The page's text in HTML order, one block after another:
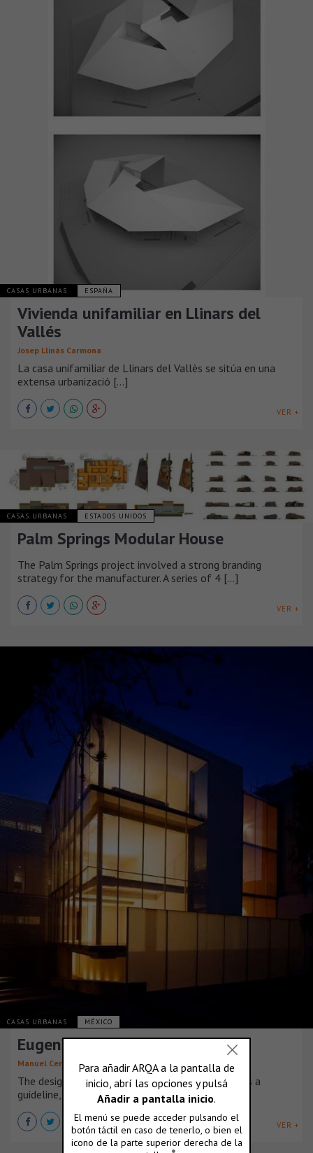
CASAS URBANAS ESPAÑA
Vivienda unifamiliar en Llinars del
Vallés
Josep Llinás Carmona
La casa unifamiliar de Llinars del Vallès se sitúa en una
extensa urbanizació [...]
VER +
CASAS URBANAS ESTADOS UNIDOS
Palm Springs Modular House
The Palm Springs project involved a strong branding
strategy for the manufacturer. A series of 4 [...]
VER +
CASAS URBANAS MÉXICO
Eugenio Sue 133 – Pent house
Manuel Cervantes Cespedes Santiago Cespedes Morera
The design was born from restriction, the norm as a
guideline, drew up the parameters [...]
VER +